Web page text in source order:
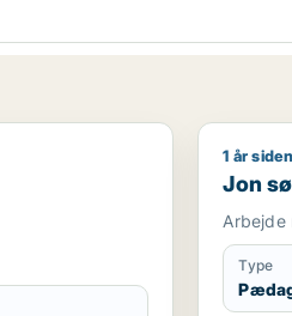
Jon
1 år siden
Jon
Type